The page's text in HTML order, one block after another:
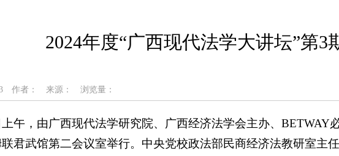
2024年度“广西现代法学大讲坛”第3
作者： 来源： 浏览量：
午，由广西现代法学研究院、广西经济法学会主办、BETWAY
君武馆第二会议室举行。中央党校政法部民商经济法教研室主